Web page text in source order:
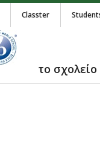
Classter
το σχολείο